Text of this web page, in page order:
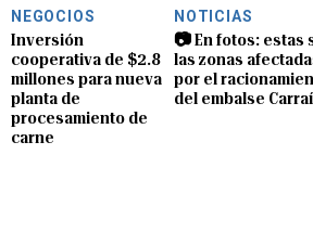
NEGOCIOS
Inversión
cooperativa de $2.8
millones para nueva
planta de
procesamiento de
carne
NOTICIAS
📷 En fotos: estas
las zonas
por el
del embalse